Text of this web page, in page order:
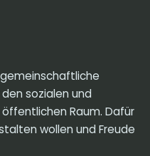
sozialen und
Raum. Dafür
wollen und Freude